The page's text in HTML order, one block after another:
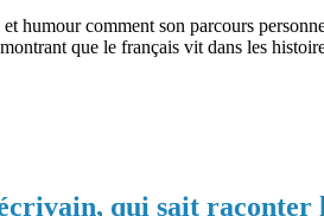
humour comment son parcours
que le français vit dans les
qui sait raconter